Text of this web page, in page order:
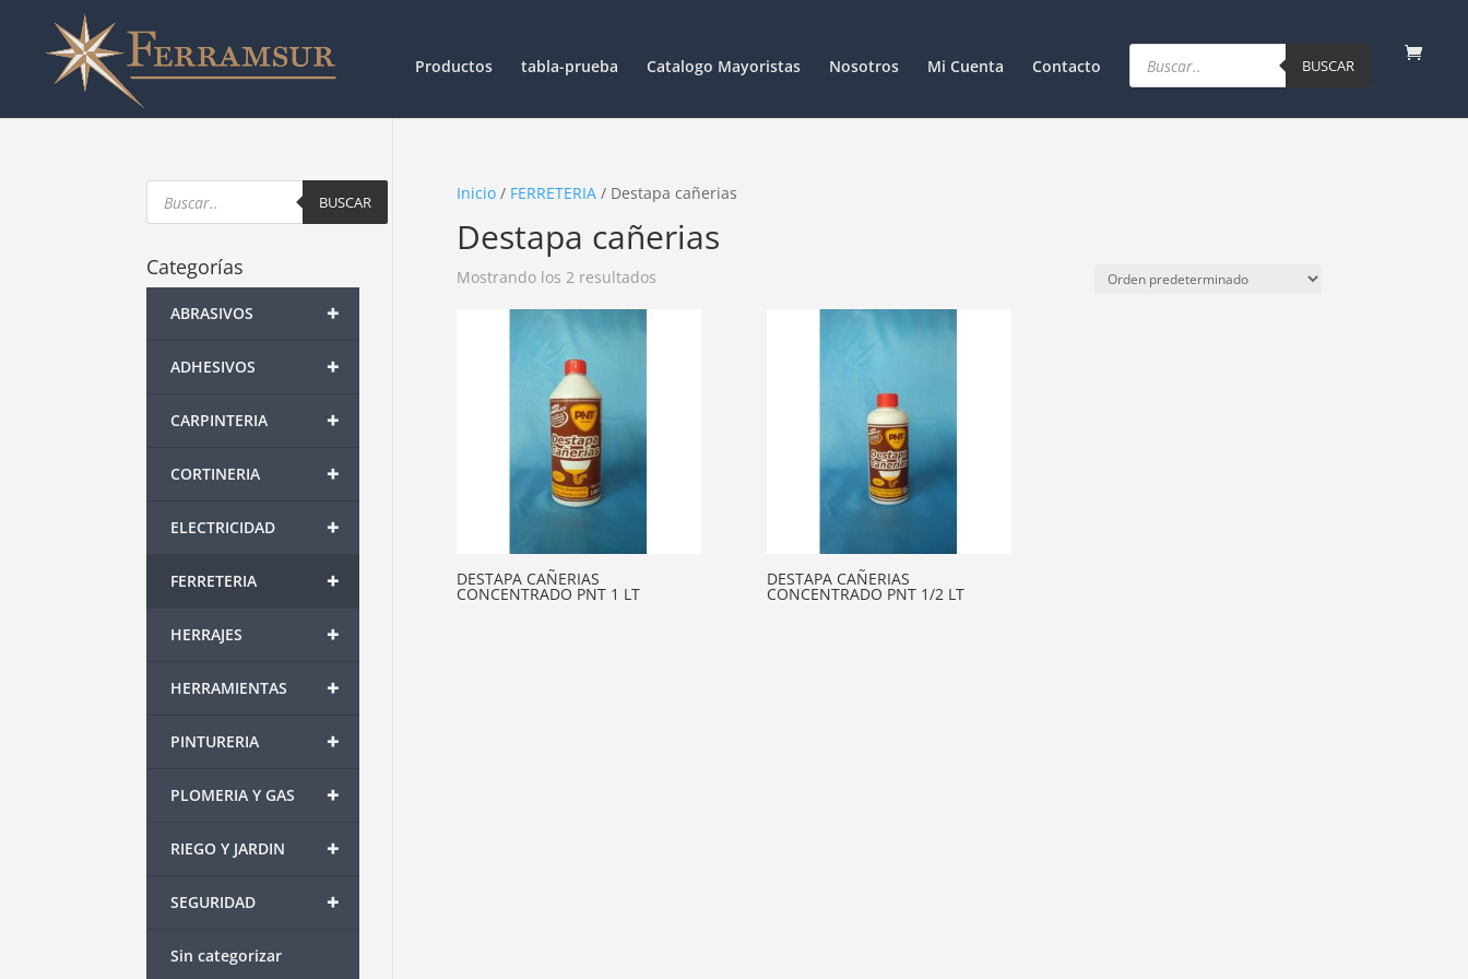
Productos tabla-prueba Catalogo Mayoristas Nosotros Mi Cuenta Contacto
Products
search BUSCAR
Inicio/ FERRETERIA/ Destapa cañerias
Destapa cañerias
Mostrando los 2 resultados
DESTAPA CAÑERIAS
CONCENTRADO PNT 1 LT
DESTAPA CAÑERIAS
CONCENTRADO PNT 1/2 LT
Products
search BUSCAR
Categorías
+
ABRASIVOS
+
ADHESIVOS
+
CARPINTERIA
+
CORTINERIA
+
ELECTRICIDAD
+
FERRETERIA
+
HERRAJES
+
HERRAMIENTAS
+
PINTURERIA
+
PLOMERIA Y GAS
+
RIEGO Y JARDIN
+
SEGURIDAD
Sin categorizar